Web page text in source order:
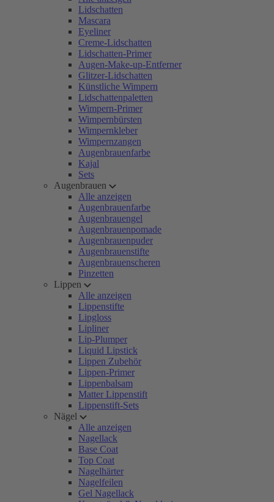
Lidschatten
Mascara
Eyeliner
Creme-Lidschatten
Lidschatten-Primer
Augen-Make-up-Entferner
Glitzer-Lidschatten
Künstliche Wimpern
Lidschattenpaletten
Wimpern-Primer
Wimpernbürsten
Wimpernkleber
Wimpernzangen
Augenbrauenfarbe
Kajal
Sets
Augenbrauen
Alle anzeigen
Augenbrauenfarbe
Augenbrauengel
Augenbrauenpomade
Augenbrauenpuder
Augenbrauenstifte
Augenbrauenscheren
Pinzetten
Lippen
Alle anzeigen
Lippenstifte
Lipgloss
Lipliner
Lip-Plumper
Liquid Lipstick
Lippen Zubehör
Lippen-Primer
Lippenbalsam
Matter Lippenstift
Lippenstift-Sets
Nägel
Alle anzeigen
Nagellack
Base Coat
Top Coat
Nagelhärter
Nagelfeilen
Gel Nagellack